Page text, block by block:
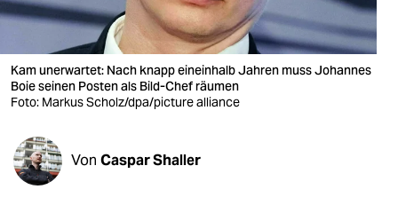
wahrheit
verlag
verlag
shop
fragen & hilfe
Kam unerwartet: Nach knapp eineinhalb Jahren muss Johannes
Boie seinen Posten als Bild-Chef räumen
Foto: Markus Scholz/dpa/picture alliance
Von Caspar Shaller